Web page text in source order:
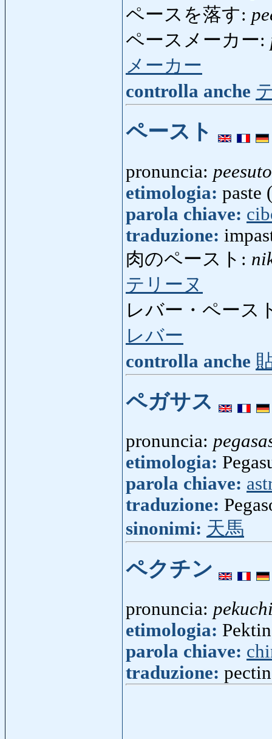
ペースを落す:
ペースメーカー:
メーカー
controlla anche
ペースト
pronuncia: peesuto
etimologia: paste
parola chiave:
traduzione:
肉のペースト:
テリーヌ
レバー・ペース
レバー
controlla anche
ペガサス
pronuncia:
etimologia:
parola chiave:
traduzione:
sinonimi: 天馬
ペクチン
pronuncia:
etimologia:
parola chiave:
traduzione: